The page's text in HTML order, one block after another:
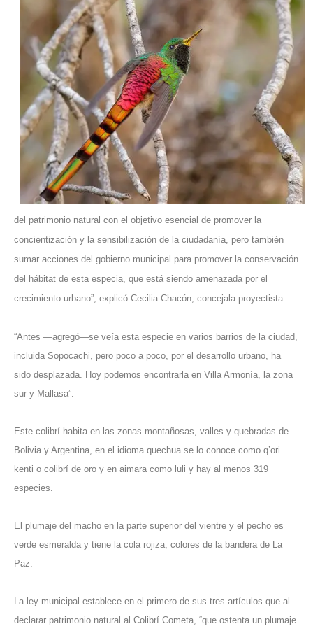
del patrimonio natural con el objetivo esencial de promover la
concientización y la sensibilización de la ciudadanía, pero también
sumar acciones del gobierno municipal para promover la conservación
del hábitat de esta especia, que está siendo amenazada por el
crecimiento urbano”, explicó Cecilia Chacón, concejala proyectista.
“Antes —agregó—se veía esta especie en varios barrios de la ciudad,
incluida Sopocachi, pero poco a poco, por el desarrollo urbano, ha
sido desplazada. Hoy podemos encontrarla en Villa Armonía, la zona
sur y Mallasa”.
Este colibrí habita en las zonas montañosas, valles y quebradas de
Bolivia y Argentina, en el idioma quechua se lo conoce como q’ori
kenti o colibrí de oro y en aimara como luli y hay al menos 319
especies.
El plumaje del macho en la parte superior del vientre y el pecho es
verde esmeralda y tiene la cola rojiza, colores de la bandera de La
Paz.
La ley municipal establece en el primero de sus tres artículos que al
declarar patrimonio natural al Colibrí Cometa, “que ostenta un plumaje